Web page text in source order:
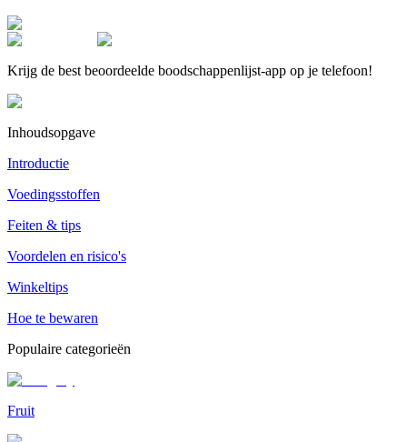
Krijg de best beoordeelde boodschappenlijst-app op je telefoon!
Inhoudsopgave
Introductie
Voedingsstoffen
Feiten & tips
Voordelen en risico's
Winkeltips
Hoe te bewaren
Populaire categorieën
Fruit